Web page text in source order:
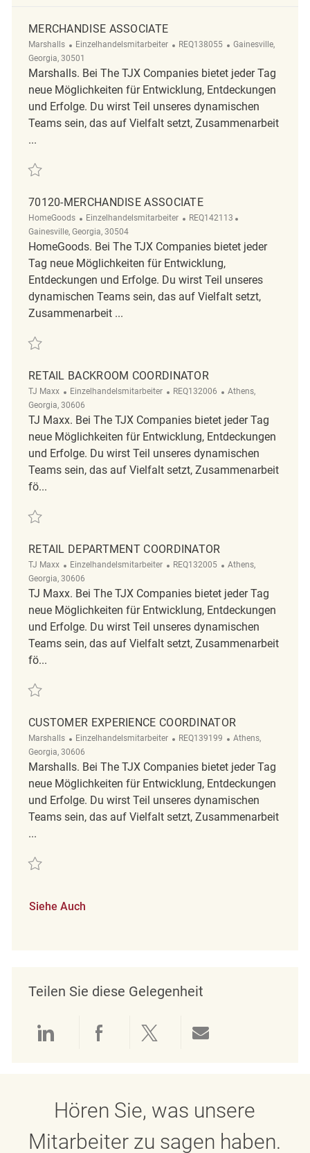
MERCHANDISE ASSOCIATE
Marshalls Kategorie
Einzelhandelsmitarbeiter ReqId
REQ138055 Ort
Gainesville,
Georgia, 30501
Marshalls. Bei The TJX Companies bietet jeder Tag
neue Möglichkeiten für Entwicklung, Entdeckungen
und Erfolge. Du wirst Teil unseres dynamischen
Teams sein, das auf Vielfalt setzt, Zusammenarbeit
...
Retten Merchandise Associate REQ138055
70120-MERCHANDISE ASSOCIATE
HomeGoods Kategorie
Einzelhandelsmitarbeiter ReqId
REQ142113
Gainesville, Georgia, 30504
HomeGoods. Bei The TJX Companies bietet jeder
Tag neue Möglichkeiten für Entwicklung,
Entdeckungen und Erfolge. Du wirst Teil unseres
dynamischen Teams sein, das auf Vielfalt setzt,
Zusammenarbeit ...
Retten 70120-Merchandise Associate REQ142113
RETAIL BACKROOM COORDINATOR
TJ Maxx Kategorie
Einzelhandelsmitarbeiter ReqId
REQ132006 Ort
Athens,
Georgia, 30606
TJ Maxx. Bei The TJX Companies bietet jeder Tag
neue Möglichkeiten für Entwicklung, Entdeckungen
und Erfolge. Du wirst Teil unseres dynamischen
Teams sein, das auf Vielfalt setzt, Zusammenarbeit
fö...
Retten Retail Backroom Coordinator REQ132006
RETAIL DEPARTMENT COORDINATOR
TJ Maxx Kategorie
Einzelhandelsmitarbeiter ReqId
REQ132005 Ort
Athens,
Georgia, 30606
TJ Maxx. Bei The TJX Companies bietet jeder Tag
neue Möglichkeiten für Entwicklung, Entdeckungen
und Erfolge. Du wirst Teil unseres dynamischen
Teams sein, das auf Vielfalt setzt, Zusammenarbeit
fö...
Retten Retail Department Coordinator REQ132005
CUSTOMER EXPERIENCE COORDINATOR
Marshalls Kategorie
Einzelhandelsmitarbeiter ReqId
REQ139199 Ort
Athens,
Georgia, 30606
Marshalls. Bei The TJX Companies bietet jeder Tag
neue Möglichkeiten für Entwicklung, Entdeckungen
und Erfolge. Du wirst Teil unseres dynamischen
Teams sein, das auf Vielfalt setzt, Zusammenarbeit
...
Retten Customer Experience Coordinator REQ139199
Siehe Auch
Teilen Sie diese Gelegenheit
Über LinkedIn teilen
Über Facebook teilen
Über Twitter teilen
Hören Sie, was unsere
Mitarbeiter zu sagen haben.